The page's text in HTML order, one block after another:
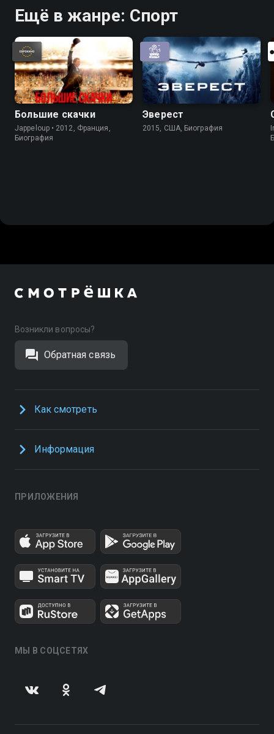
Ещё в жанре: Спорт
Большие скачки
Jappeloup • 2012, Франция,
Биография
Эверест
2015, США, Биография
Возникли вопросы?
Обратная связь
Как смотреть
Информация
ПРИЛОЖЕНИЯ
МЫ В СОЦСЕТЯХ